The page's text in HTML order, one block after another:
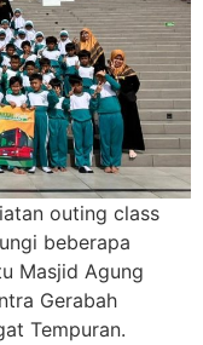
outing class
beberapa
Masjid Agung
Gerabah
Tempuran.